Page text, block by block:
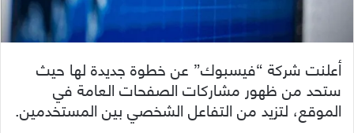
أعلنت شركة “فيسبوك” عن خطوة جديدة لها حيث
ستحد من ظهور مشاركات الصفحات العامة في
الموقع، لتزيد من التفاعل الشخصي بين المستخدمين.